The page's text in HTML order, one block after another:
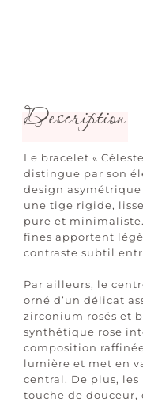
Description
Le bracelet «
distingue par son
design asymétrique
une tige rigide,
pure et
fines apportent
contraste subtil
Par ailleurs, le
orné d’un délicat
zirconium rosés et
synthétique rose
composition
lumière et met en
central. De plus,
touche de douceur,